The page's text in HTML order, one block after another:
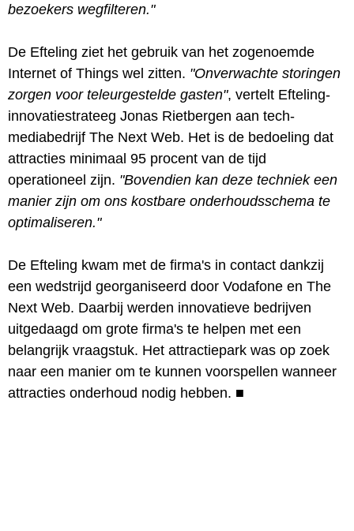
bezoekers wegfilteren."
De Efteling ziet het gebruik van het zogenoemde
Internet of Things wel zitten. "Onverwachte storingen
zorgen voor teleurgestelde gasten", vertelt Efteling-
innovatiestrateeg Jonas Rietbergen aan tech-
mediabedrijf The Next Web. Het is de bedoeling dat
attracties minimaal 95 procent van de tijd
operationeel zijn. "Bovendien kan deze techniek een
manier zijn om ons kostbare onderhoudsschema te
optimaliseren."
De Efteling kwam met de firma's in contact dankzij
een wedstrijd georganiseerd door Vodafone en The
Next Web. Daarbij werden innovatieve bedrijven
uitgedaagd om grote firma's te helpen met een
belangrijk vraagstuk. Het attractiepark was op zoek
naar een manier om te kunnen voorspellen wanneer
attracties onderhoud nodig hebben. ■